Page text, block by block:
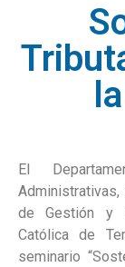
El
Administrativas,
de Gestión y
Católica de
seminario